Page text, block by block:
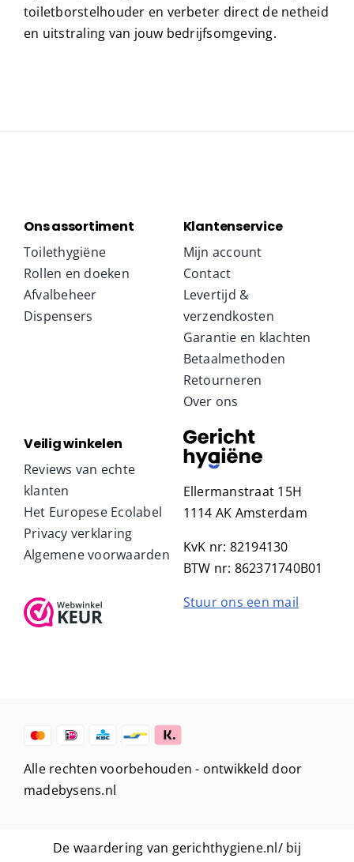
toiletborstelhouder en verbeter direct de netheid
en uitstraling van jouw bedrijfsomgeving.
Ons assortiment
Toilethygiëne
Rollen en doeken
Afvalbeheer
Dispensers
Klantenservice
Mijn account
Contact
Levertijd &
verzendkosten
Garantie en klachten
Betaalmethoden
Retourneren
Over ons
Veilig winkelen
Reviews van echte
klanten
Het Europese Ecolabel
Privacy verklaring
Algemene voorwaarden
Ellermanstraat 15H
1114 AK Amsterdam
KvK nr: 82194130
BTW nr: 862371740B01
Stuur ons een mail
Alle rechten voorbehouden - ontwikkeld door
madebysens.nl
De waardering van gerichthygiene.nl/ bij